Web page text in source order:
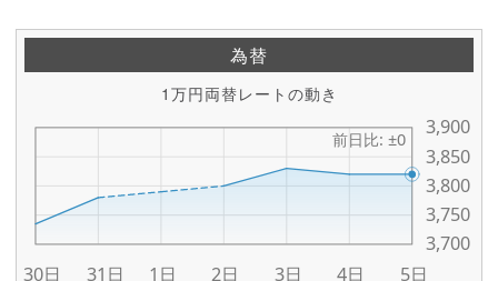
為替
1万円両替レートの動き